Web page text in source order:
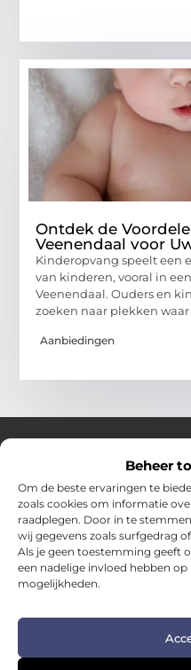
Beheer
Om de beste ervaringen te
zoals cookies om informatie
raadplegen. Door in te
wij gegevens zoals surfgedrag
Als je geen toestemming geeft
een nadelige invloed hebben op
mogelijkheden.
Ontdek de
Veenendaal voor
Kinderopvang speelt een
van kinderen, vooral in
Veenendaal. Ouders en
zoeken naar plekken
Aanbiedingen
Over
Jouw bron voor
dagelijks leven.
Verken een uitgebreide
boordevol praktische
om het beste uit elke dag